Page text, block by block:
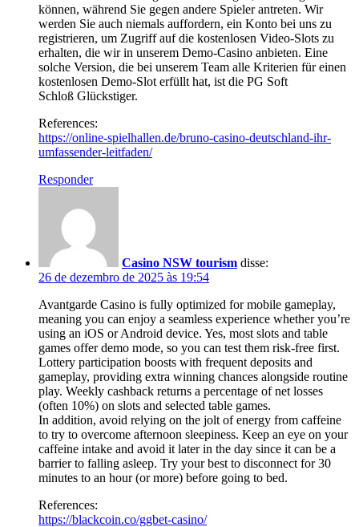
können, während Sie gegen andere Spieler antreten. Wir
werden Sie auch niemals auffordern, ein Konto bei uns zu
registrieren, um Zugriff auf die kostenlosen Video-Slots zu
erhalten, die wir in unserem Demo-Casino anbieten. Eine
solche Version, die bei unserem Team alle Kriterien für einen
kostenlosen Demo-Slot erfüllt hat, ist die PG Soft
Schloß Glückstiger.
References:
https://online-spielhallen.de/bruno-casino-deutschland-ihr-
umfassender-leitfaden/
Responder
Casino NSW tourism disse:
26 de dezembro de 2025 às 19:54
Avantgarde Casino is fully optimized for mobile gameplay,
meaning you can enjoy a seamless experience whether you’re
using an iOS or Android device. Yes, most slots and table
games offer demo mode, so you can test them risk-free first.
Lottery participation boosts with frequent deposits and
gameplay, providing extra winning chances alongside routine
play. Weekly cashback returns a percentage of net losses
(often 10%) on slots and selected table games.
In addition, avoid relying on the jolt of energy from caffeine
to try to overcome afternoon sleepiness. Keep an eye on your
caffeine intake and avoid it later in the day since it can be a
barrier to falling asleep. Try your best to disconnect for 30
minutes to an hour (or more) before going to bed.
References:
https://blackcoin.co/ggbet-casino/